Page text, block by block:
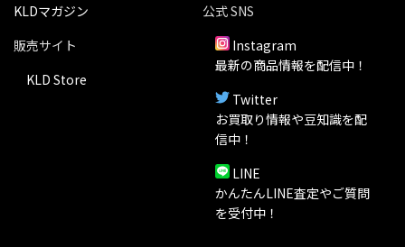
KLDマガジン
販売サイト
KLD Store
公式 SNS
Instagram
最新の商品情報を配信中！
Twitter
お買取り情報や豆知識を配
信中！
LINE
かんたんLINE査定やご質問
を受付中！